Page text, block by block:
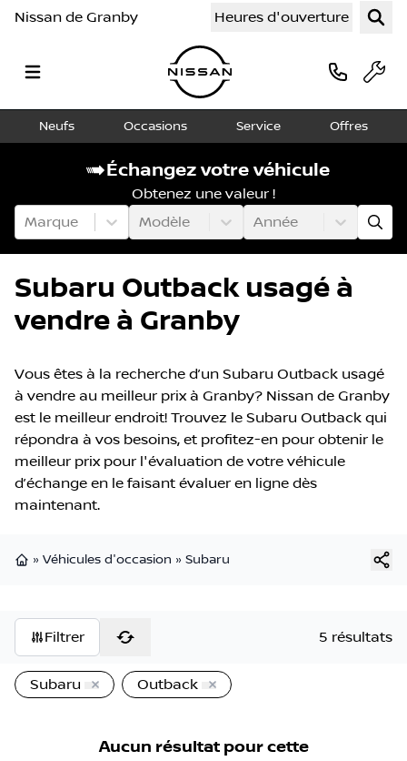
Nissan de Granby Heures d'ouverture
Neufs Occasions Service Offres
Échangez votre véhicule
Obtenez une valeur !
Marque
Modèle Année
Subaru Outback usagé à
vendre à Granby
Vous êtes à la recherche d’un Subaru Outback usagé
à vendre au meilleur prix à Granby? Nissan de Granby
est le meilleur endroit! Trouvez le Subaru Outback qui
répondra à vos besoins, et profitez-en pour obtenir le
meilleur prix pour l'évaluation de votre véhicule
d’échange en le faisant évaluer en ligne dès
maintenant.
» Véhicules d'occasion » Subaru
Filtrer 5 résultats
Subaru Outback
Aucun résultat pour cette